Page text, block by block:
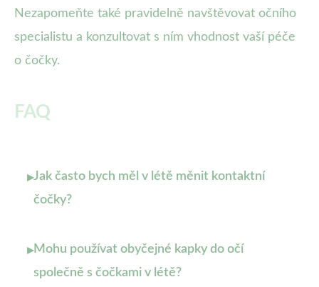
Nezapomeňte také pravidelně navštěvovat očního
specialistu a konzultovat s ním vhodnost vaší péče
o čočky.
FAQ
▸Jak často bych měl v létě měnit kontaktní
čočky?
▸Mohu používat obyčejné kapky do očí
společně s čočkami v létě?